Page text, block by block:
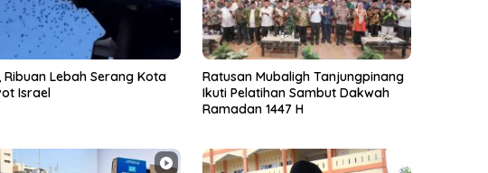
Ribuan Lebah Serang Kota
Israel
Ratusan Mubaligh Tanjungpinang
Ikuti Pelatihan Sambut Dakwah
Ramadan 1447 H